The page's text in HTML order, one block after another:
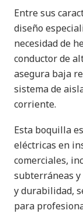
Entre sus
diseño
necesidad de
conductor de
asegura baja
sistema de
corriente.
Esta boquilla
eléctricas en
comerciales,
subterráneas
y durabilidad,
para